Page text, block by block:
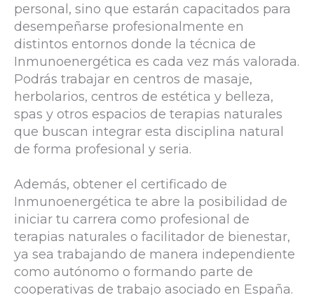
personal, sino que estarán capacitados para
desempeñarse profesionalmente en
distintos entornos donde la técnica de
Inmunoenergética es cada vez más valorada.
Podrás trabajar en centros de masaje,
herbolarios, centros de estética y belleza,
spas y otros espacios de terapias naturales
que buscan integrar esta disciplina natural
de forma profesional y seria.
Además, obtener el certificado de
Inmunoenergética te abre la posibilidad de
iniciar tu carrera como profesional de
terapias naturales o facilitador de bienestar,
ya sea trabajando de manera independiente
como autónomo o formando parte de
cooperativas de trabajo asociado en España.